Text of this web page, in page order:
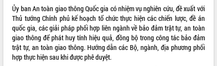
VĂN BẢN HĐND TỈNH
ĐIỂM TIN VĂN BẢN
QUY HOẠCH - KẾ HOẠCH
Ủy ban An toàn giao thông Quốc gia có nhiệm vụ nghiên cứu, đề xuất với
Thủ tướng Chính phủ kế hoạch tổ chức thực hiện các chiến lược, đề án
quốc gia, các giải pháp phối hợp liên ngành về bảo đảm trật tự, an toàn
giao thông để phát huy tính hiệu quả, đồng bộ trong công tác bảo đảm
trật tự, an toàn giao thông. Hướng dẫn các Bộ, ngành, địa phương phối
hợp thực hiện sau khi được phê duyệt.